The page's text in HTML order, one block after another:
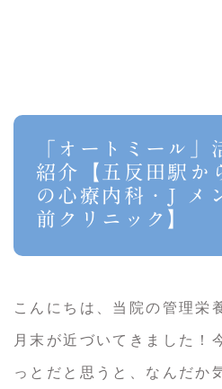
「オートミール」
紹介【五反田駅か
の心療内科・J メ
前クリニック】
こんにちは、当院の管理栄
月末が近づいてきました！
っとだと思うと、なんだか